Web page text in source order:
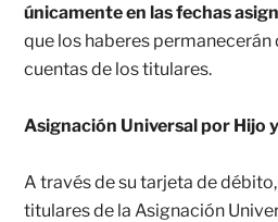
únicamente en las fechas
que los haberes
cuentas de los titulares.
Asignación Universal por Hijo
A través de su tarjeta de
titulares de la Asignación